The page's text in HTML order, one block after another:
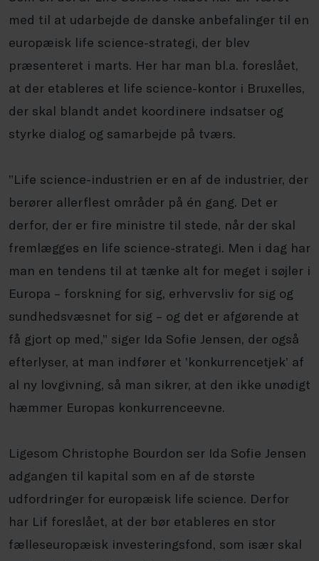
med til at udarbejde de danske anbefalinger til en
europæisk life science-strategi, der blev
præsenteret i marts. Her har man bl.a. foreslået,
at der etableres et life science-kontor i Bruxelles,
der skal blandt andet koordinere indsatser og
styrke dialog og samarbejde på tværs.
”Life science-industrien er en af de industrier, der
berører allerflest områder på én gang. Det er
derfor, der er fire ministre til stede, når der skal
fremlægges en life science-strategi. Men i dag har
man en tendens til at tænke alt for meget i søjler i
Europa – forskning for sig, erhvervsliv for sig og
sundhedsvæsnet for sig – og det er afgørende at
få gjort op med,” siger Ida Sofie Jensen, der også
efterlyser, at man indfører et ’konkurrencetjek’ af
al ny lovgivning, så man sikrer, at den ikke unødigt
hæmmer Europas konkurrenceevne.
Ligesom Christophe Bourdon ser Ida Sofie Jensen
adgangen til kapital som en af de største
udfordringer for europæisk life science. Derfor
har Lif foreslået, at der bør etableres en stor
fælleseuropæisk investeringsfond, som især skal